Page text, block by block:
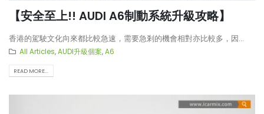
【安全至上!! AUDI A6制動系統升級攻略】
香港的駕駛文化向來都比較急速，需要急剎的機會相對亦比較多，因...
All Articles,AUDI升級個案,A6
READ MORE...